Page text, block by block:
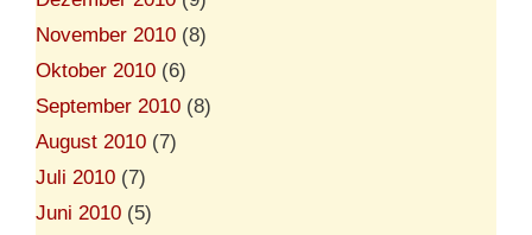
November 2010 (8)
Oktober 2010 (6)
September 2010 (8)
August 2010 (7)
Juli 2010 (7)
Juni 2010 (5)